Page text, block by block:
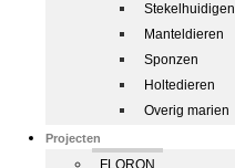
Stekelhuidigen
Manteldieren
Sponzen
Holtedieren
Overig marien
Projecten
FLORON